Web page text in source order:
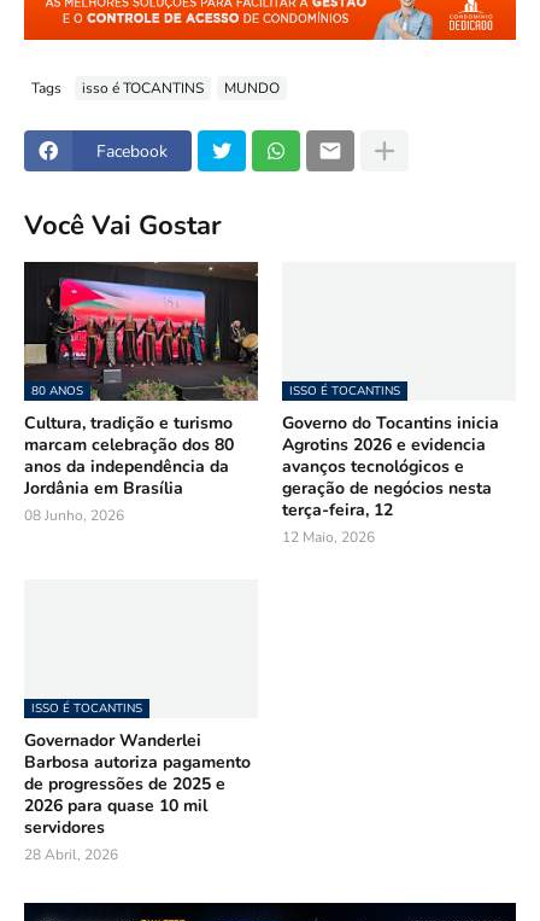
Tags isso é TOCANTINS MUNDO
Facebook
Você Vai Gostar
80 ANOS
Cultura, tradição e turismo
marcam celebração dos 80
anos da independência da
Jordânia em Brasília
08 Junho, 2026
ISSO É TOCANTINS
Governo do Tocantins inicia
Agrotins 2026 e evidencia
avanços tecnológicos e
geração de negócios nesta
terça-feira, 12
12 Maio, 2026
ISSO É TOCANTINS
Governador Wanderlei
Barbosa autoriza pagamento
de progressões de 2025 e
2026 para quase 10 mil
servidores
28 Abril, 2026